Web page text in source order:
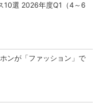
10選 2026年度Q1（4～6
ンが「ファッション」で